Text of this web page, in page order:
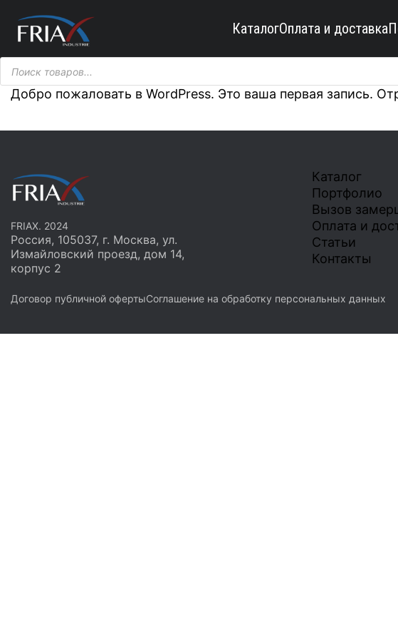
КаталогОплата и доставка
Поиск
товаров
Добро пожаловать в WordPress. Это ваша первая запись.
FRIAX. 2024
Россия, 105037, г. Москва, ул.
Измайловский проезд, дом 14,
корпус 2
Каталог
Портфолио
Вызов
Оплата и
Статьи
Контакты
Договор публичной офертыСоглашение на обработку персональных данных